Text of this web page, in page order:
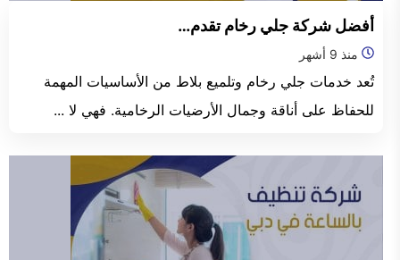
أفضل شركة جلي رخام تقدم…
منذ 9 أشهر
تُعد خدمات جلي رخام وتلميع بلاط من الأساسيات المهمة
للحفاظ على أناقة وجمال الأرضيات الرخامية. فهي لا ...